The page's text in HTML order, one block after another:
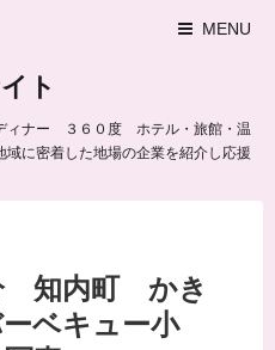
MENU
ト
ナー ３６０度 ホテル・旅館・温
に密着した地場の企業を紹介し応援
知内町 かき
ベキュー小